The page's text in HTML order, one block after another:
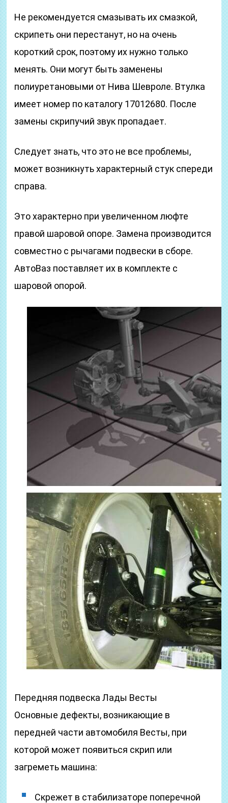
Не рекомендуется смазывать их смазкой,
скрипеть они перестанут, но на очень
короткий срок, поэтому их нужно только
менять. Они могут быть заменены
полиуретановыми от Нива Шевроле. Втулка
имеет номер по каталогу 17012680. После
замены скрипучий звук пропадает.
Следует знать, что это не все проблемы,
может возникнуть характерный стук спереди
справа.
Это характерно при увеличенном люфте
правой шаровой опоре. Замена производится
совместно с рычагами подвески в сборе.
АвтоВаз поставляет их в комплекте с
шаровой опорой.
Передняя подвеска Лады Весты
Основные дефекты, возникающие в
передней части автомобиля Весты, при
которой может появиться скрип или
загреметь машина:
Скрежет в стабилизаторе поперечной